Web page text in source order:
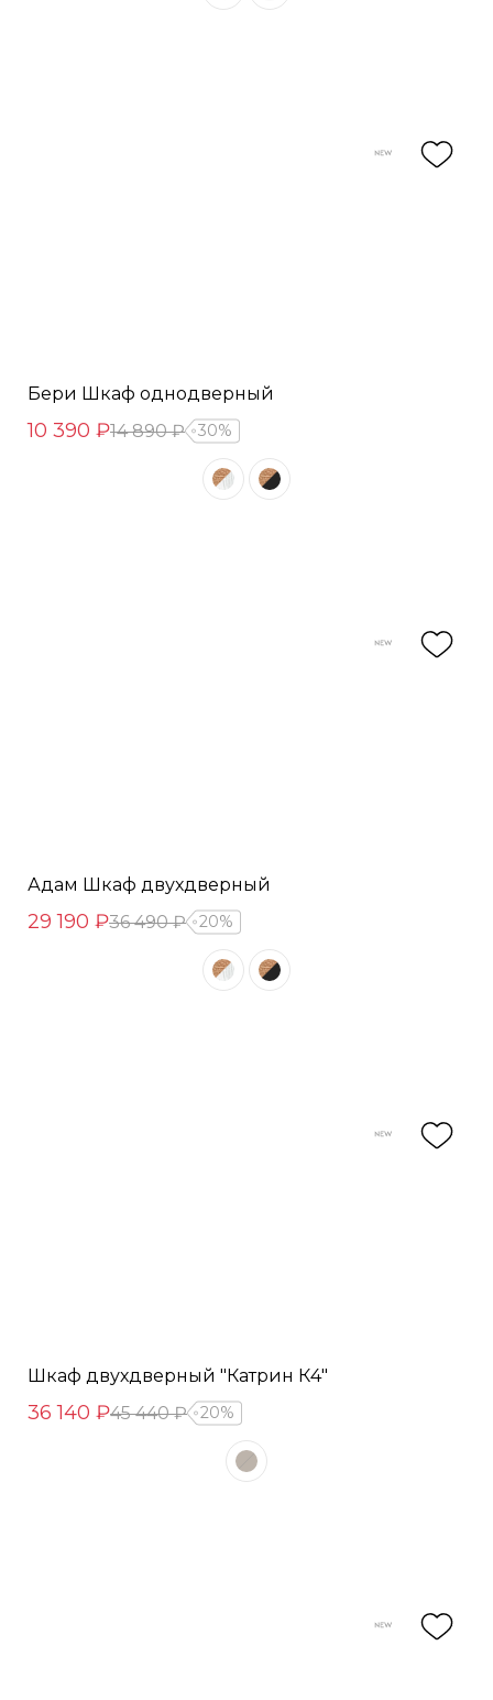
Бери Шкаф однодверный
10 390 ₽14 890 ₽ 30%
Адам Шкаф двухдверный
29 190 ₽36 490 ₽ 20%
Шкаф двухдверный "Катрин К4"
36 140 ₽45 440 ₽ 20%